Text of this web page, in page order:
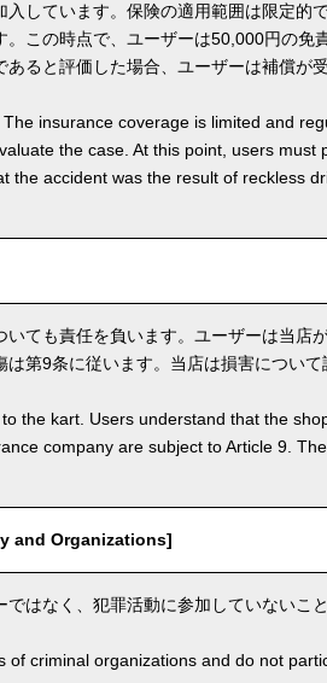
しています。保険の適用範囲は限定的
。この時点で、ユーザーは50,000円の免
ると評価した場合、ユーザーは補償が
insurance coverage is limited and
the case. At this point, users must
the accident was the result of reckless
ても責任を負います。ユーザーは当店
第9条に従います。当店は損害について
the kart. Users understand that the
company are subject to Article 9.
and Organizations]
はなく、犯罪活動に参加していないこ
criminal organizations and do not